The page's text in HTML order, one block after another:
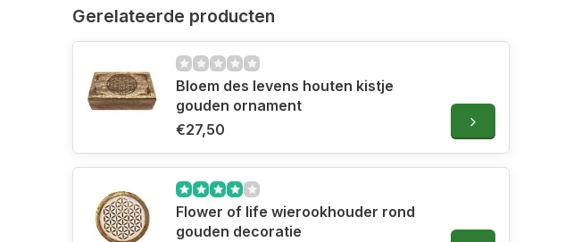
Gerelateerde producten
Bloem des levens houten kistje
gouden ornament
€27,50
Flower of life wierookhouder rond
gouden decoratie